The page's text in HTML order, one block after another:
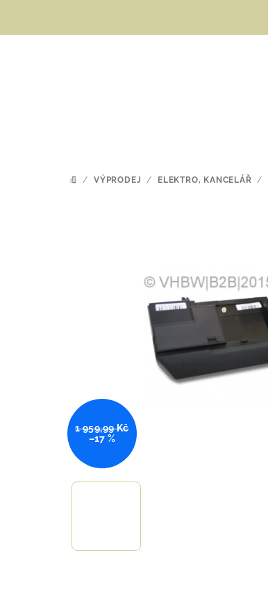
DOMŮ
/ VÝPRODEJ / ELEKTRO, KANCELÁŘ /
1 959,99 Kč
–17 %